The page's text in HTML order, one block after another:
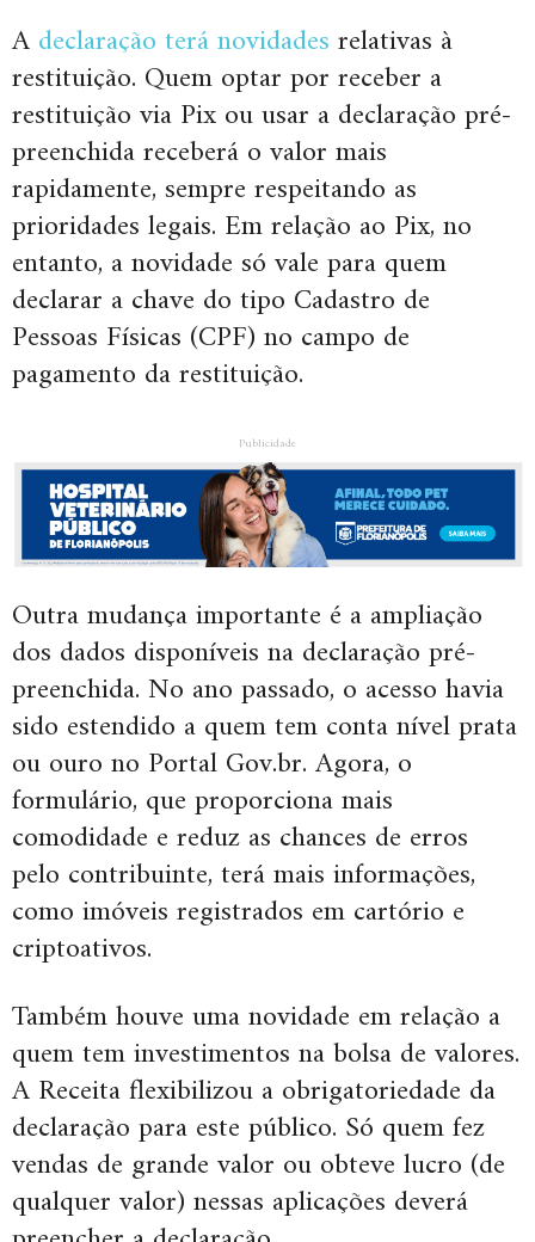
Adeclaração terá novidadesrelativas à
restituição. Quem optar por receber a
restituição via Pix ou usar a declaração pré-
preenchida receberá o valor mais
rapidamente, sempre respeitando as
prioridades legais. Em relação ao Pix, no
entanto, a novidade só vale para quem
declarar a chave do tipo Cadastro de
Pessoas Físicas (CPF) no campo de
pagamento da restituição.
Publicidade
Outra mudança importante é a ampliação
dos dados disponíveis na declaração pré-
preenchida. No ano passado, o acesso havia
sido estendido a quem tem conta nível prata
ou ouro no Portal Gov.br. Agora, o
formulário, que proporciona mais
comodidade e reduz as chances de erros
pelo contribuinte, terá mais informações,
como imóveis registrados em cartório e
criptoativos.
Também houve uma novidade em relação a
quem tem investimentos na bolsa de valores.
A Receita flexibilizou a obrigatoriedade da
declaração para este público. Só quem fez
vendas de grande valor ou obteve lucro (de
qualquer valor) nessas aplicações deverá